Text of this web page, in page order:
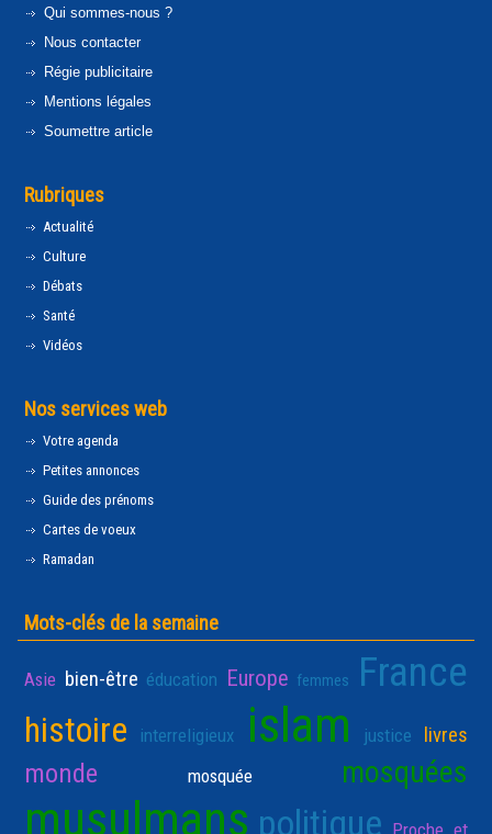
Qui sommes-nous ?
Nous contacter
Régie publicitaire
Mentions légales
Soumettre article
Rubriques
Actualité
Culture
Débats
Santé
Vidéos
Nos services web
Votre agenda
Petites annonces
Guide des prénoms
Cartes de voeux
Ramadan
Mots-clés de la semaine
Asie bien-être éducation Europe femmes France
histoire interreligieux islam justice livres
monde mosquée mosquées
musulmans politique Proche et